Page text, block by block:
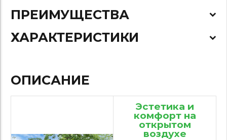
ПРЕИМУЩЕСТВА
ХАРАКТЕРИСТИКИ
ОПИСАНИЕ
Эстетика и
комфорт на
открытом
воздухе